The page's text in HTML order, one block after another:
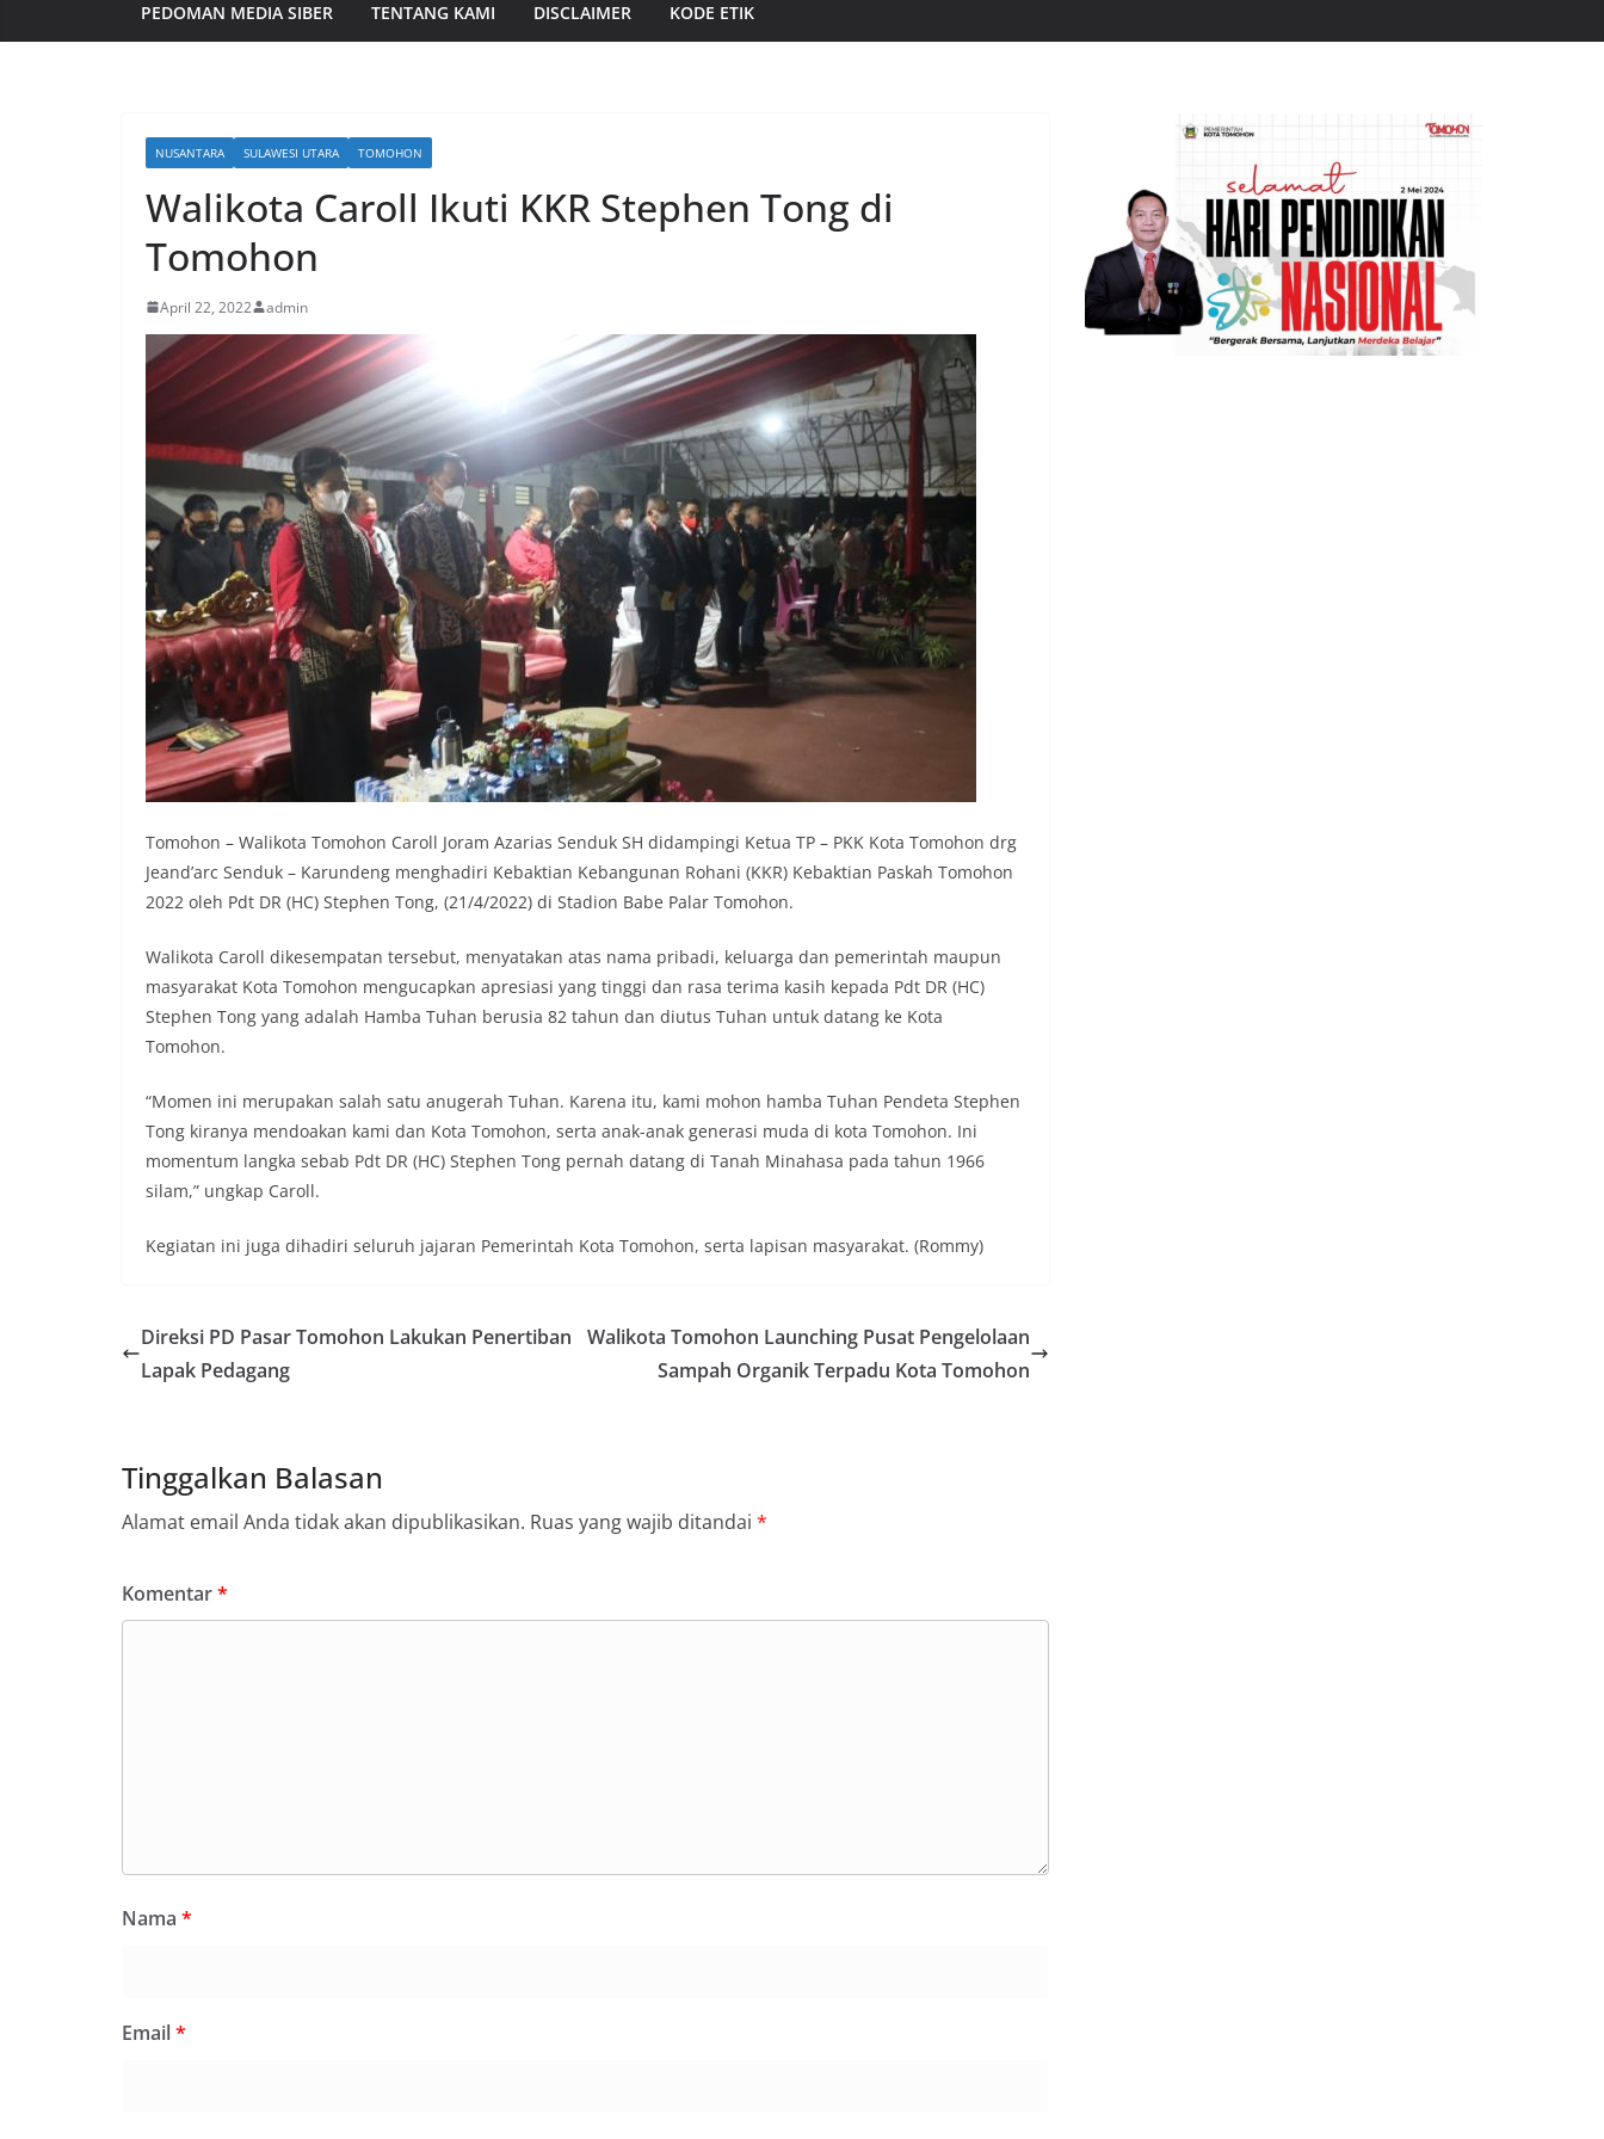
PEDOMAN MEDIA SIBER TENTANG KAMI DISCLAIMER KODE ETIK
NUSANTARA SULAWESI UTARA TOMOHON
Walikota Caroll Ikuti KKR Stephen Tong di
Tomohon
April 22, 2022 admin
Tomohon – Walikota Tomohon Caroll Joram Azarias Senduk SH didampingi Ketua TP – PKK Kota Tomohon drg
Jeand’arc Senduk – Karundeng menghadiri Kebaktian Kebangunan Rohani (KKR) Kebaktian Paskah Tomohon
2022 oleh Pdt DR (HC) Stephen Tong, (21/4/2022) di Stadion Babe Palar Tomohon.
Walikota Caroll dikesempatan tersebut, menyatakan atas nama pribadi, keluarga dan pemerintah maupun
masyarakat Kota Tomohon mengucapkan apresiasi yang tinggi dan rasa terima kasih kepada Pdt DR (HC)
Stephen Tong yang adalah Hamba Tuhan berusia 82 tahun dan diutus Tuhan untuk datang ke Kota
Tomohon.
“Momen ini merupakan salah satu anugerah Tuhan. Karena itu, kami mohon hamba Tuhan Pendeta Stephen
Tong kiranya mendoakan kami dan Kota Tomohon, serta anak-anak generasi muda di kota Tomohon. Ini
momentum langka sebab Pdt DR (HC) Stephen Tong pernah datang di Tanah Minahasa pada tahun 1966
silam,” ungkap Caroll.
Kegiatan ini juga dihadiri seluruh jajaran Pemerintah Kota Tomohon, serta lapisan masyarakat. (Rommy)
Direksi PD Pasar Tomohon Lakukan Penertiban
Lapak Pedagang
Walikota Tomohon Launching Pusat Pengelolaan
Sampah Organik Terpadu Kota Tomohon
Tinggalkan Balasan
Alamat email Anda tidak akan dipublikasikan. Ruas yang wajib ditandai *
Komentar*
Nama *
Email*